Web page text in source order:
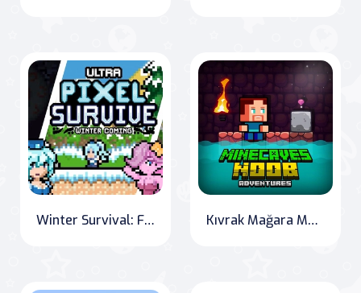
Winter Survival: Frosty Battles Kıvrak Mağara Macerası